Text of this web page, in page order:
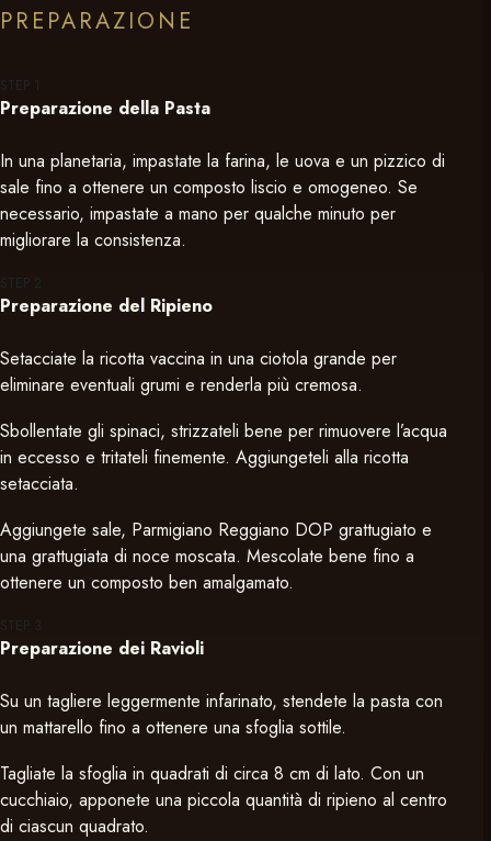
PREPARAZIONE
STEP 1
Preparazione della Pasta
In una planetaria, impastate la farina, le uova e un pizzico di
sale fino a ottenere un composto liscio e omogeneo. Se
necessario, impastate a mano per qualche minuto per
migliorare la consistenza.
STEP 2
Preparazione del Ripieno
Setacciate la ricotta vaccina in una ciotola grande per
eliminare eventuali grumi e renderla più cremosa.
Sbollentate gli spinaci, strizzateli bene per rimuovere l’acqua
in eccesso e tritateli finemente. Aggiungeteli alla ricotta
setacciata.
Aggiungete sale, Parmigiano Reggiano DOP grattugiato e
una grattugiata di noce moscata. Mescolate bene fino a
ottenere un composto ben amalgamato.
STEP 3
Preparazione dei Ravioli
Su un tagliere leggermente infarinato, stendete la pasta con
un mattarello fino a ottenere una sfoglia sottile.
Tagliate la sfoglia in quadrati di circa 8 cm di lato. Con un
cucchiaio, apponete una piccola quantità di ripieno al centro
di ciascun quadrato.